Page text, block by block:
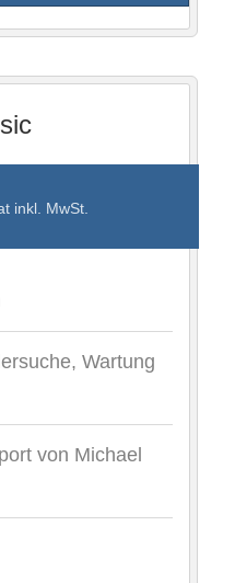
inkl. MwSt.
Wartung
von Michael